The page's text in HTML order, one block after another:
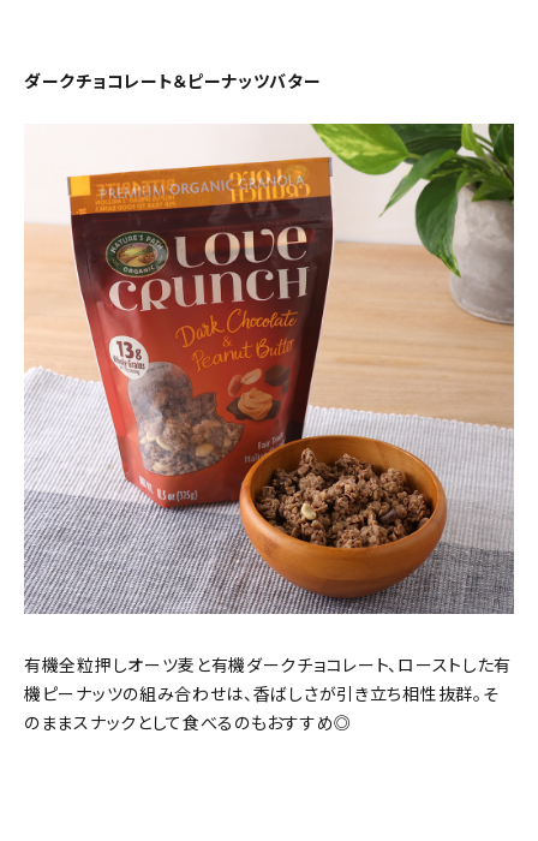
ダークチョコレート＆ピーナッツバター
有機全粒押しオーツ麦と有機ダークチョコレート、ローストした有
機ピーナッツの組み合わせは、香ばしさが引き立ち相性抜群。そ
のままスナックとして食べるのもおすすめ◎